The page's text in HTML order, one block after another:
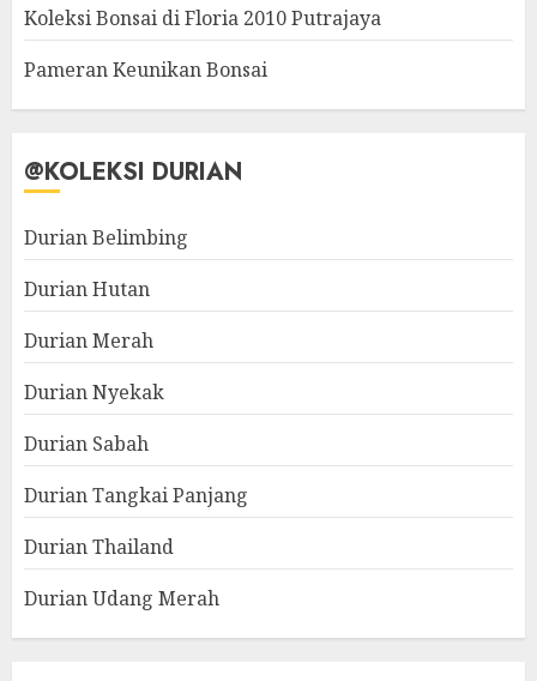
Koleksi Bonsai di Floria 2010 Putrajaya
Pameran Keunikan Bonsai
@KOLEKSI DURIAN
Durian Belimbing
Durian Hutan
Durian Merah
Durian Nyekak
Durian Sabah
Durian Tangkai Panjang
Durian Thailand
Durian Udang Merah